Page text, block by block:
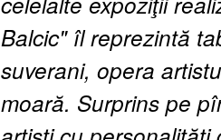
Balcic" îl reprezintă
suverani, opera
moară. Surprins pe